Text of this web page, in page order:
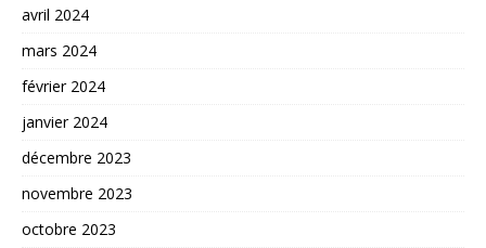
avril 2024
mars 2024
février 2024
janvier 2024
décembre 2023
novembre 2023
octobre 2023